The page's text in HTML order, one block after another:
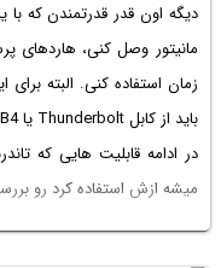
دیگه اون قدر قدرتمندن که
مانیتور وصل کنی، هاردهای
باید از کابل Thunderbolt یا USB4 استفاده کنی.
میشه ازش استفاده کرد رو